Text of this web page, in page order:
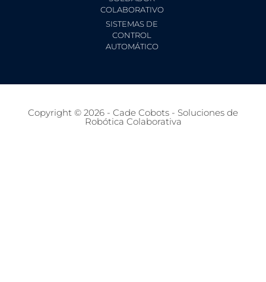
COLABORATIVO
SISTEMAS DE
CONTROL
AUTOMÁTICO
Copyright © 2026 - Cade Cobots - Soluciones de
Robótica Colaborativa